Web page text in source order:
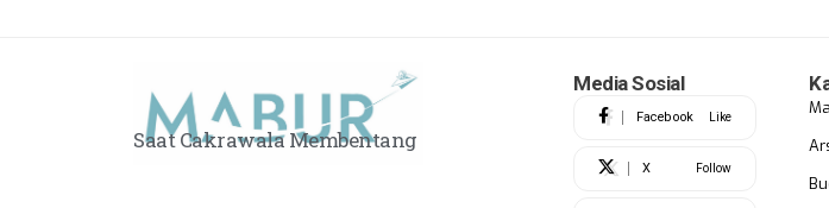
Saat Cakrawala Membentang
Media Sosial
Facebook Like
X Follow